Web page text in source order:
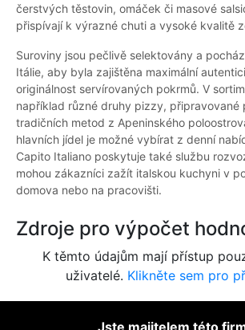
čerstvých těstovin, omáček či masové
přispívají k výrazné chuti a vysoké kvalitě
Suroviny jsou pečlivě selektovány a
Itálie, aby byla zajištěna maximální
originálnost servírovaných pokrmů. V
například různé druhy pizzy, připravované
tradičních metod z Apeninského
hlavních jídel je možné vybírat z denní
Capito Italiano poskytuje také službu
mohou zákazníci zažít italskou kuchyni v
domova nebo na pracovišti.
Zdroje pro výpočet
K těmto údajům mají přístup
uživatelé. Klikněte sem pro